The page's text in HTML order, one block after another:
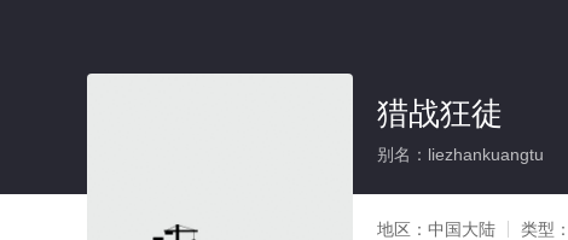
猎战狂徒
别名：liezhankuangtu
地区： 中国大陆 类型：